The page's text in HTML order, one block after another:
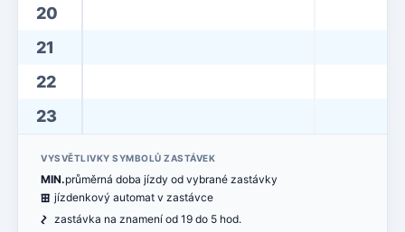
20
21
22
23
VYSVĚTLIVKY SYMBOLŮ ZASTÁVEK
MIN.průměrná doba jízdy od vybrané zastávky
æ jízdenkový automat v zastávce
ó zastávka na znamení od 19 do 5 hod.